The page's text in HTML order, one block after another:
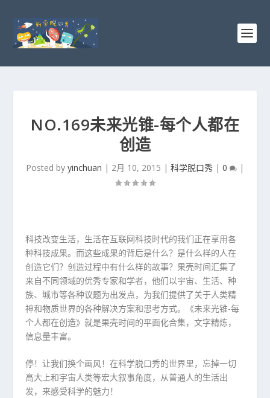
NO.169未来光锥-每个人都在
创造
Posted by yinchuan | 2月 10, 2015 | 科学脱口秀 | 0 |
科技改变生活，生活在互联网科技时代的我们正在享用各
种科技成果。而这些成果的背后是什么？是什么样的人在
创造它们？创造过程中有什么样的故事？果壳时间汇集了
来自不同领域的优秀专家和学者，他们以宇宙、生活、种
族、城市等各种议题为出发点，为我们提供了关于人类精
神和物质世界的各种解决方案和思考方式。《未来光锥-每
个人都在创造》就是果壳时间的平面化合集，文字精炼，
信息量丰富。
停！让我们换个画风！在科学脱口秀的世界里，忘掉一切
高大上和宇宙人类等宏大叙事角度，从普通人的生活出
发，来感受科学的魅力！